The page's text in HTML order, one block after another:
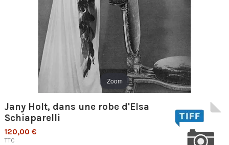
Zoom
Jany Holt, dans une robe d'Elsa
Schiaparelli
120,00 €
TTC